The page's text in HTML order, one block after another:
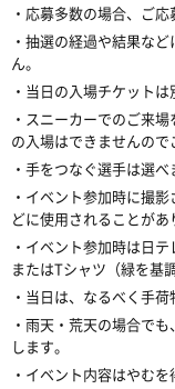
・応募多数の場合、ご
・抽選の経過や結果な
ん。
・当日の入場チケットは
・スニーカーでのご来
の入場はできませんので
・手をつなぐ選手は選
・イベント参加時に撮
どに使用されることがあ
・イベント参加時は日
またはTシャツ（緑を基
・当日は、なるべく手
・雨天・荒天の場合で
します。
・イベント内容はやむ